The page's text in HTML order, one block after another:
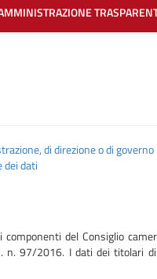
di direzione o di governo
dei dati
componenti del Consiglio
n. 97/2016. I dati dei titolari